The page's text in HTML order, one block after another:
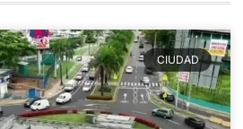
CIUDAD